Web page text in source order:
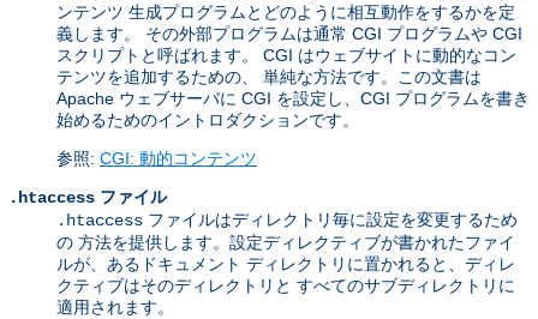
ンテンツ 生成プログラムとどのように相互動作をするかを定
義します。 その外部プログラムは通常 CGI プログラムや CGI
スクリプトと呼ばれます。 CGI はウェブサイトに動的なコン
テンツを追加するための、 単純な方法です。この文書は
Apache ウェブサーバに CGI を設定し、CGI プログラムを書き
始めるためのイントロダクションです。
参照: CGI: 動的コンテンツ
.htaccess ファイル
.htaccess ファイルはディレクトリ毎に設定を変更するため
の 方法を提供します。設定ディレクティブが書かれたファイ
ルが、あるドキュメント ディレクトリに置かれると、ディレ
クティブはそのディレクトリと すべてのサブディレクトリに
適用されます。